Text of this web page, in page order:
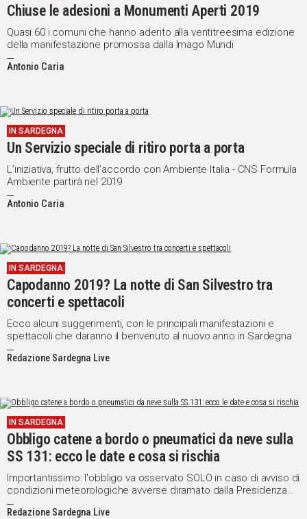
Chiuse le adesioni a Monumenti Aperti 2019
Quasi 60 i comuni che hanno aderito alla ventitreesima edizione
della manifestazione promossa dalla Imago Mundi
Antonio Caria
IN SARDEGNA
Un Servizio speciale di ritiro porta a porta
L’iniziativa, frutto dell’accordo con Ambiente Italia - CNS Formula
Ambiente partirà nel 2019
Antonio Caria
IN SARDEGNA
Capodanno 2019? La notte di San Silvestro tra
concerti e spettacoli
Ecco alcuni suggerimenti, con le principali manifestazioni e
spettacoli che daranno il benvenuto al nuovo anno in Sardegna
Redazione Sardegna Live
IN SARDEGNA
Obbligo catene a bordo o pneumatici da neve sulla
SS 131: ecco le date e cosa si rischia
Importantissimo: l'obbligo va osservato SOLO in caso di avviso di
condizioni meteorologiche avverse diramato dalla Presidenza
del Consiglio dei Ministri - Dipartimento della Protezione Civile
Redazione Sardegna Live